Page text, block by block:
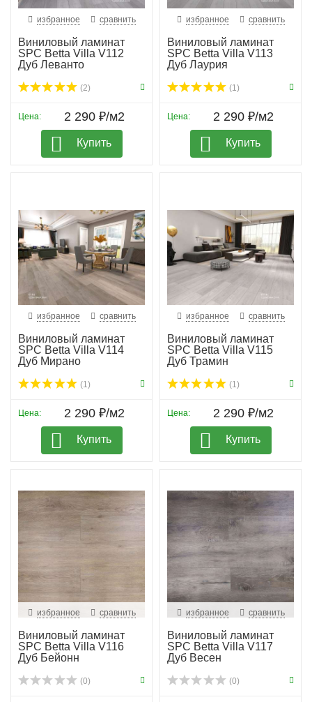
избранное сравнить
Виниловый ламинат
SPC Betta Villa V112
Дуб Леванто
(2)
Цена: 2 290 ₽/м2
Купить
избранное сравнить
Виниловый ламинат
SPC Betta Villa V113
Дуб Лаурия
(1)
Цена: 2 290 ₽/м2
Купить
избранное сравнить
Виниловый ламинат
SPC Betta Villa V114
Дуб Мирано
(1)
Цена: 2 290 ₽/м2
Купить
избранное сравнить
Виниловый ламинат
SPC Betta Villa V115
Дуб Трамин
(1)
Цена: 2 290 ₽/м2
Купить
избранное сравнить
Виниловый ламинат
SPC Betta Villa V116
Дуб Бейонн
(0)
избранное сравнить
Виниловый ламинат
SPC Betta Villa V117
Дуб Весен
(0)